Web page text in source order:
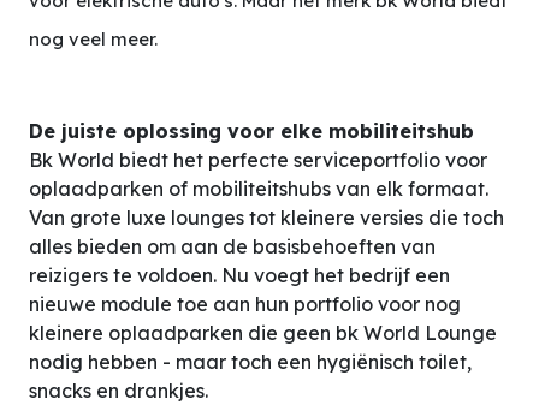
nog veel meer.
De juiste oplossing voor elke mobiliteitshub
Bk World biedt het perfecte serviceportfolio voor
oplaadparken of mobiliteitshubs van elk formaat.
Van grote luxe lounges tot kleinere versies die toch
alles bieden om aan de basisbehoeften van
reizigers te voldoen. Nu voegt het bedrijf een
nieuwe module toe aan hun portfolio voor nog
kleinere oplaadparken die geen bk World Lounge
nodig hebben - maar toch een hygiënisch toilet,
snacks en drankjes.